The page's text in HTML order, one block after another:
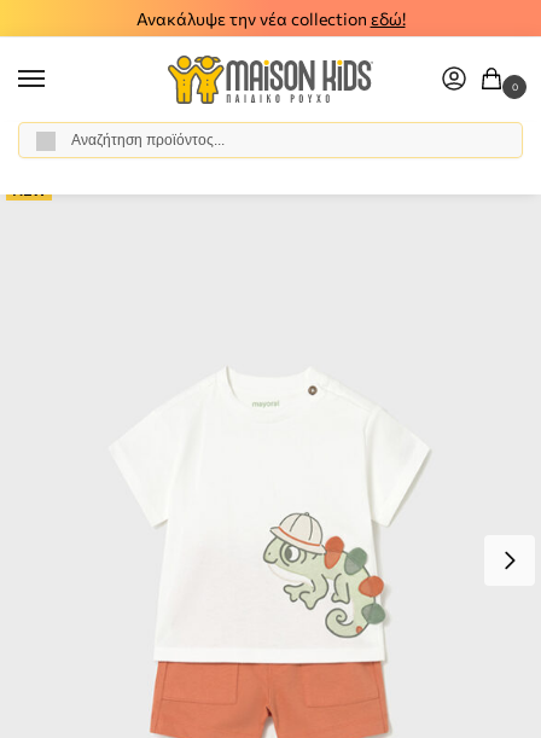
Ανακάλυψε την νέα collection εδώ!
0
Αρχική σελίδα / Αγόρι / Ρούχα